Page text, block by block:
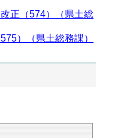
正（574）（県土総
）（県土総務課）